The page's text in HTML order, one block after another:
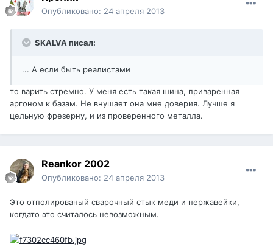
Опубликовано: 24 апреля 2013
SKALVA писал:
... А если быть реалистами
то варить стремно. У меня есть такая шина, приваренная
аргоном к базам. Не внушает она мне доверия. Лучше я
цельную фрезерну, и из проверенного металла.
Reankor 2002
Опубликовано: 24 апреля 2013
Это отполированый сварочный стык меди и нержавейки,
когдато это считалось невозможным.